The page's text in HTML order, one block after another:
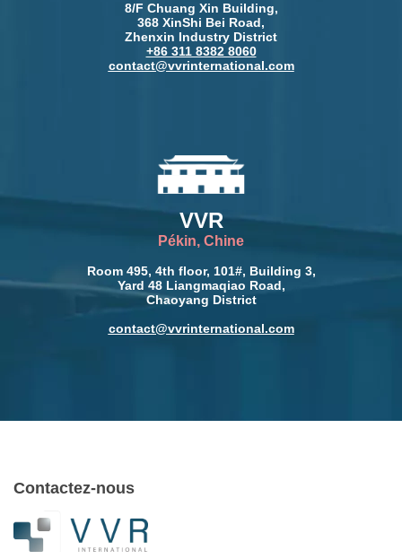
8/F Chuang Xin Building,
368 XinShi Bei Road,
Zhenxin Industry District
+86 311 8382 8060
contact@vvrinternational.com
VVR
Pékin, Chine
Room 495, 4th floor, 101#, Building 3,
Yard 48 Liangmaqiao Road,
Chaoyang District
contact@vvrinternational.com
Contactez-nous